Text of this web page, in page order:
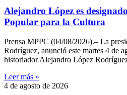
Alejandro López es
Popular para la Cultura
Prensa MPPC (04/08/2026).– La
Rodríguez, anunció este martes 4 de
historiador Alejandro López
Leer más »
4 de agosto de 2026